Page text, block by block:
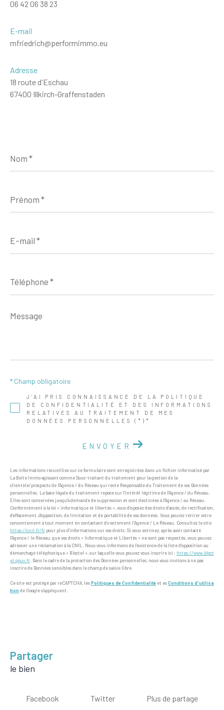
06 42 06 38 23
E-mail
mfriedrich@performimmo.eu
Adresse
18 route d'Eschau
67400 Illkirch-Graffenstaden
*
*
mail
*
*
Message
*
J'AI PRIS CONNAISSANCE DE LA POLITIQUE
DE CONFIDENTIALITÉ ET DES INFORMATIONS
RELATIVES AU TRAITEMENT DE MES
DONNÉES PERSONNELLES (*)*
* Champ obligatoire
ENVOYER
Les informations recueillies sur ce formulaire sont enregistrées dans un fichier informatisé par
La Boite Immo agissant comme Sous-traitant du traitement pour la gestion de la
clientèle/prospects de l'Agence / du Réseau qui reste Responsable du Traitement de vos Données
personnelles. La base légale du traitement repose sur l'intérêt légitime de l'Agence / du Réseau.
Elles sont conservées jusqu'à demande de suppression et sont destinées à l'Agence / au Réseau.
Conformément à la loi « informatique et libertés », vous disposez des droits d’accès, de rectification,
d’effacement, d’opposition, de limitation et de portabilité de vos données. Vous pouvez retirer votre
consentement à tout moment en contactant directement l’Agence / Le Réseau. Consultez le site
https://cnil.fr/fr pour plus d’informations sur vos droits. Si vous estimez, après avoir contacté
l'Agence / le Réseau, que vos droits « Informatique et Libertés » ne sont pas respectés, vous pouvez
adresser une réclamation à la CNIL. Nous vous informons de l’existence de la liste d'opposition au
démarchage téléphonique « Bloctel », sur laquelle vous pouvez vous inscrire ici : https://www.bloct
el.gouv.fr . Dans le cadre de la protection des Données personnelles, nous vous invitons à ne pas
inscrire de Données sensibles dans le champ de saisie libre.
Ce site est protégé par reCAPTCHA, lesPolitiques de Confidentialité et esConditions d'utilisa
tion de Google s'appliquent.
partager
le bien
Facebook Twitter Plus de partage